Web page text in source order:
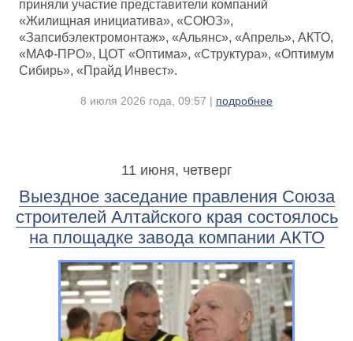
приняли участие представители компаний
«Жилищная инициатива», «СОЮЗ»,
«Запсибэлектромонтаж», «Альянс», «Апрель», АКТО,
«МАФ-ПРО», ЦОТ «Оптима», «Структура», «Оптимум
Сибирь», «Прайд Инвест».
8 июля 2026 года, 09:57 | подробнее
11 июня, четверг
Выездное заседание правления Союза
строителей Алтайского края состоялось
на площадке завода компании АКТО